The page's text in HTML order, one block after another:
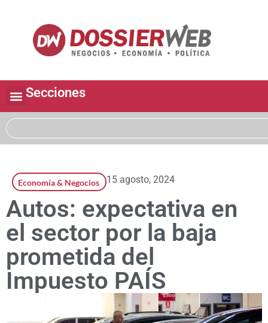
Secciones
Economía & Negocios 15 agosto, 2024
Autos: expectativa en
el sector por la baja
prometida del
Impuesto PAÍS